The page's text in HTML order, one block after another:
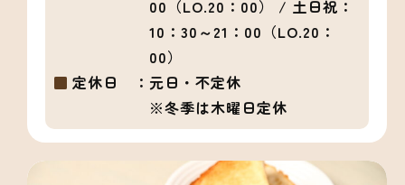
00（LO.20：00） / 土日祝：
10：30～21：00（LO.20：
00）
定休日 ： 元日・不定休
※冬季は木曜日定休